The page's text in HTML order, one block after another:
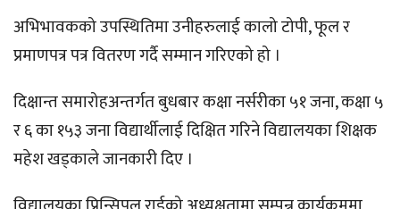
अभिभावकको उपस्थितिमा उनीहरुलाई कालो टोपी, फूल र
प्रमाणपत्र पत्र वितरण गर्दै सम्मान गरिएको हो ।
दिक्षान्त समारोहअन्तर्गत बुधबार कक्षा नर्सरीका ५१ जना, कक्षा ५
र ६ का १५३ जना विद्यार्थीलाई दिक्षित गरिने विद्यालयका शिक्षक
महेश खड्काले जानकारी दिए ।